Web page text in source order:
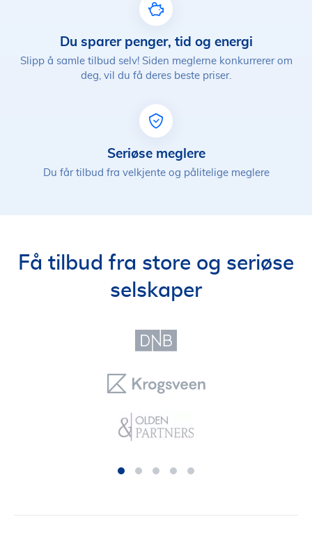
Du sparer penger, tid og energi
Slipp å samle tilbud selv! Siden meglerne konkurrerer om
deg, vil du få deres beste priser.
Seriøse meglere
Du får tilbud fra velkjente og pålitelige meglere
Få tilbud fra store og seriøse
selskaper